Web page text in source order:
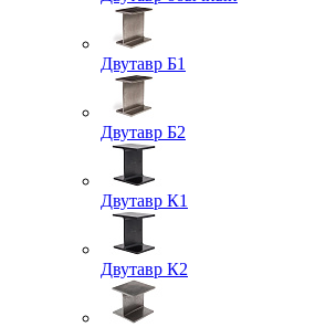
Двутавр Б1
Двутавр Б2
Двутавр К1
Двутавр К2